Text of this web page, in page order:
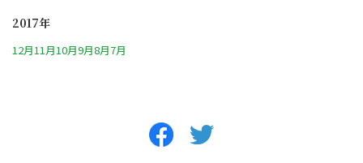
2017年
12月11月10月9月8月7月